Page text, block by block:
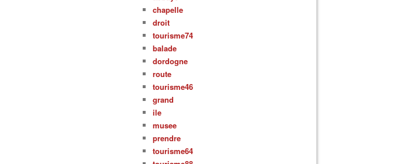
chapelle
droit
tourisme74
balade
dordogne
route
tourisme46
grand
ile
musee
prendre
tourisme64